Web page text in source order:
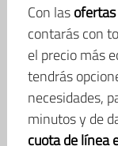
Con las
contarás con
el precio más
tendrás
necesidades,
minutos y de
cuota de línea